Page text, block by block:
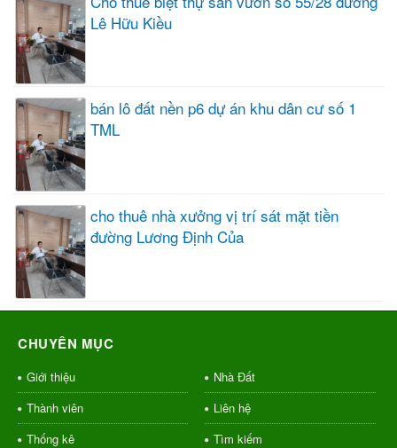
Lê Hữu Kiều
bán lô đất nền p6 dự án khu dân cư số 1
TML
cho thuê nhà xưởng vị trí sát mặt tiền
đường Lương Định Của
CHUYÊN MỤC
Giới thiệu
Nhà Đất
Thành viên
Liên hệ
Thống kê
Tìm kiếm